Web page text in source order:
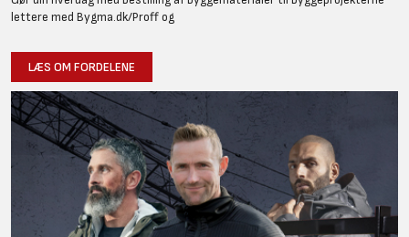
lettere med Bygma.dk/Proff og
LÆS OM FORDELENE